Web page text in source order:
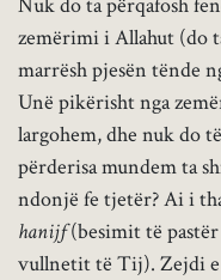
zemërimi i Allahut (do
marrësh pjesën tënde
Unë pikërisht nga
largohem, dhe nuk do
përderisa mundem ta
ndonjë fe tjetër? Ai i
hanijf(besimit të
vullnetit të Tij). Zejdi e